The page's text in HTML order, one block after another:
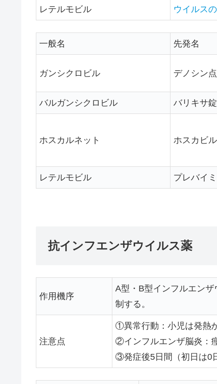
レテルモビル ウイルス
一般名 先発名
ガンシクロビル デノシン
バルガンシクロビル バリキサ
ホスカルネット ホスカビ
レテルモビル プレバイ
抗インフエンザウイルス薬
作用機序
A型・B型インフルエン
制する。
注意点
①異常行動：小児は発熱
②インフルエンザ脳炎：
③発症後5日間（初日は0